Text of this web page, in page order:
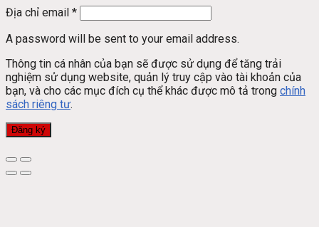
Địa chỉ email *
A password will be sent to your email address.
Thông tin cá nhân của bạn sẽ được sử dụng để tăng trải
nghiệm sử dụng website, quản lý truy cập vào tài khoản của
bạn, và cho các mục đích cụ thể khác được mô tả trong chính
sách riêng tư.
Đăng ký